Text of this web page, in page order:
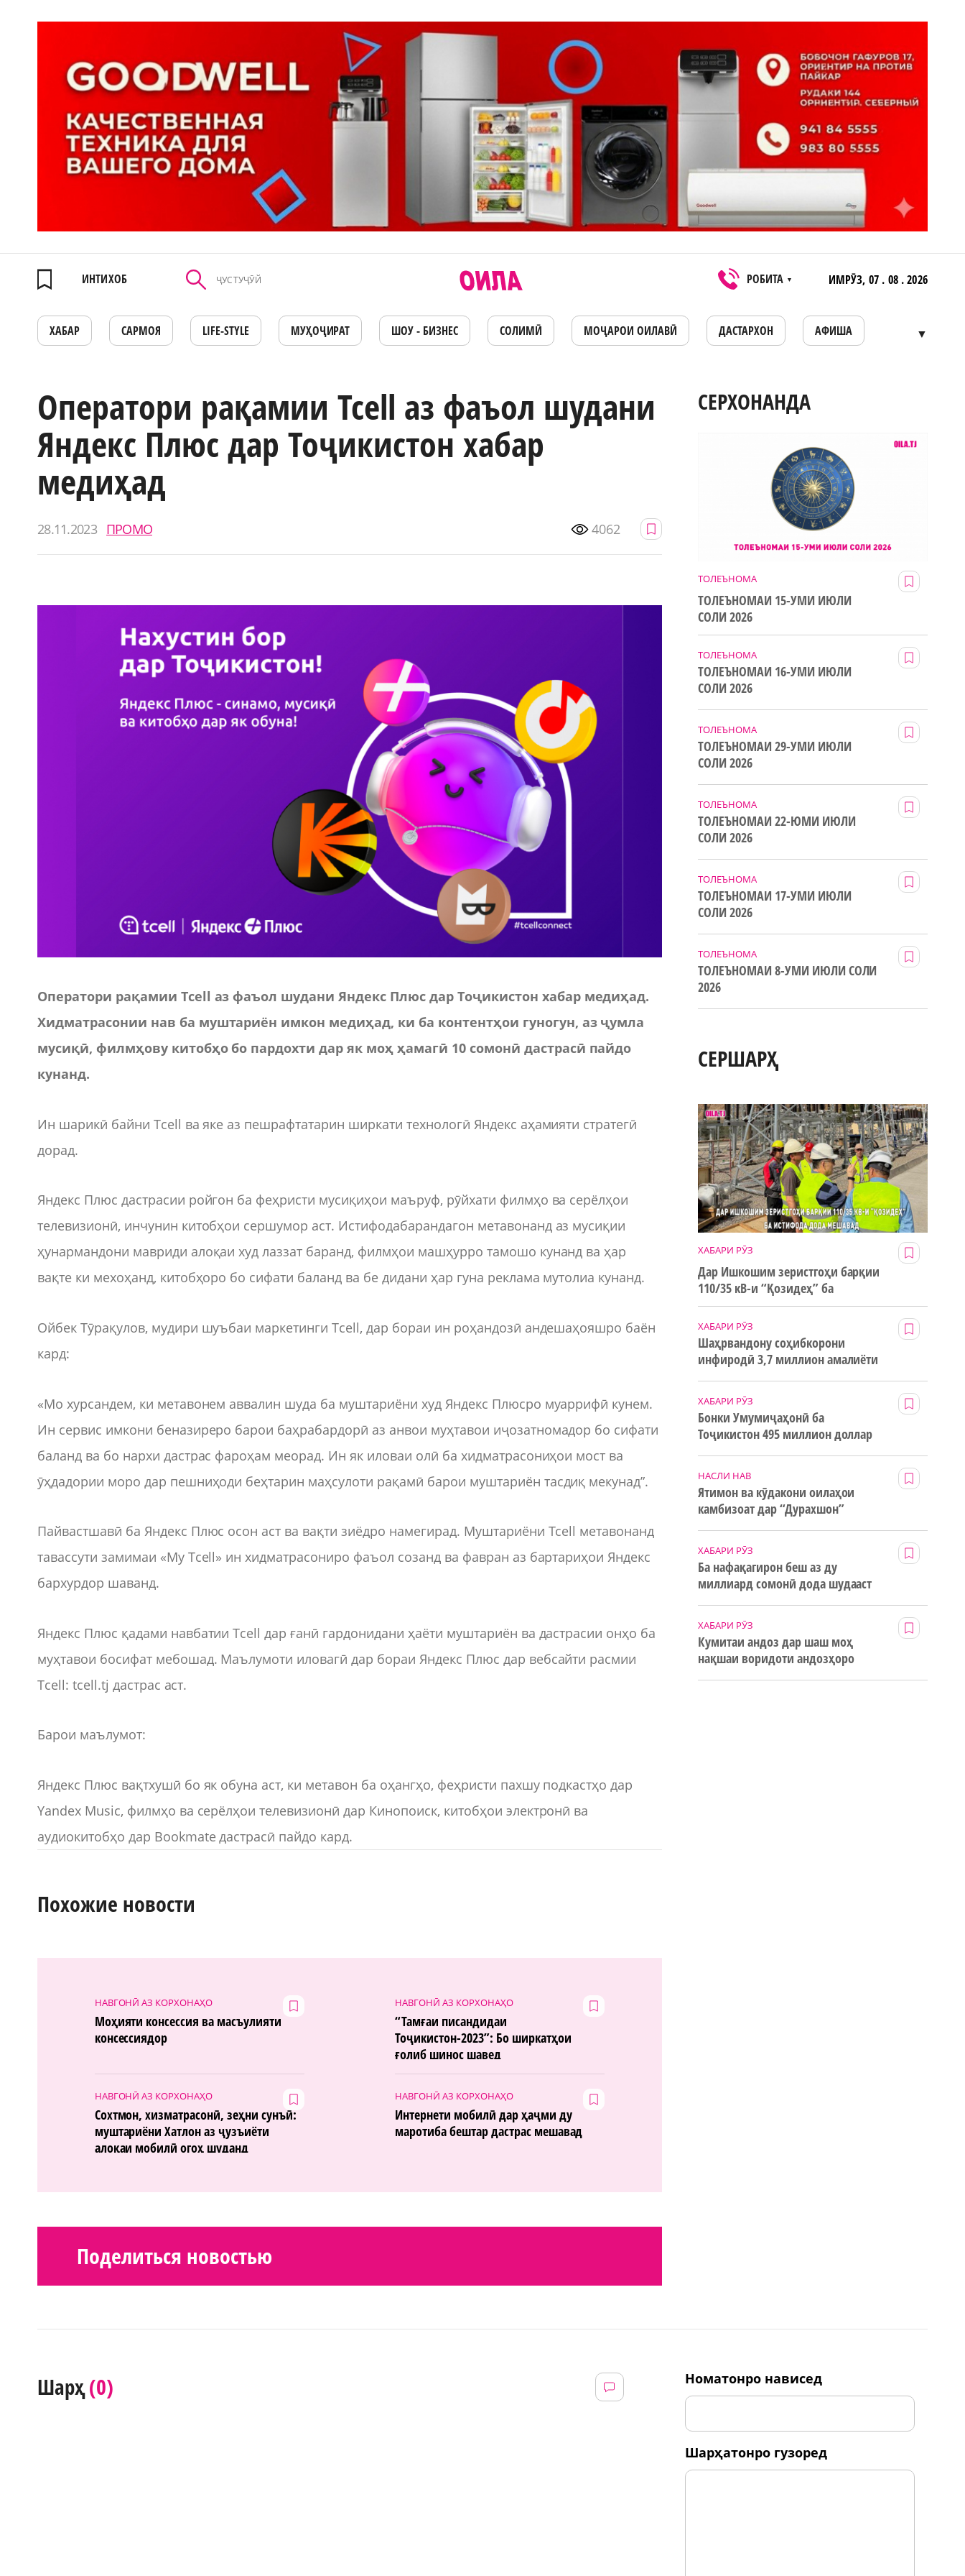
ИНТИХОБ РОБИТА ▼ ИМРӮЗ, 07 . 08 . 2026
ХАБАР САРМОЯ LIFE-STYLE МУҲОҶИРАТ ШОУ - БИЗНЕС СОЛИМӢ МОҶАРОИ ОИЛАВӢ ДАСТАРХОН АФИША ▼
Оператори рақамии Tcell аз фаъол шудани
Яндекс Плюс дар Тоҷикистон хабар
медиҳад
28.11.2023 ПРОМО 4062
Оператори рақамии Tcell аз фаъол шудани Яндекс Плюс дар Тоҷикистон хабар медиҳад.
Хидматрасонии нав ба муштариён имкон медиҳад, ки ба контентҳои гуногун, аз ҷумла
мусиқӣ, филмҳову китобҳо бо пардохти дар як моҳ ҳамагӣ 10 сомонӣ дастрасӣ пайдо
кунанд.
Ин шарикӣ байни Tcell ва яке аз пешрафтатарин ширкати технологӣ Яндекс аҳамияти стратегӣ
дорад.
Яндекс Плюс дастрасии ройгон ба феҳристи мусиқиҳои маъруф, рӯйхати филмҳо ва серёлҳои
телевизионӣ, инчунин китобҳои сершумор аст. Истифодабарандагон метавонанд аз мусиқии
ҳунармандони мавриди алоқаи худ лаззат баранд, филмҳои машҳурро тамошо кунанд ва ҳар
вақте ки мехоҳанд, китобҳоро бо сифати баланд ва бе дидани ҳар гуна реклама мутолиа кунанд.
Ойбек Тӯрақулов, мудири шуъбаи маркетинги Tcell, дар бораи ин роҳандозӣ андешаҳояшро баён
кард:
«Мо хурсандем, ки метавонем аввалин шуда ба муштариёни худ Яндекс Плюсро муаррифӣ кунем.
Ин сервис имкони беназиреро барои баҳрабардорӣ аз анвои муҳтавои иҷозатномадор бо сифати
баланд ва бо нархи дастрас фароҳам меорад. Ин як иловаи олӣ ба хидматрасониҳои мост ва
ӯҳдадории моро дар пешниҳоди беҳтарин маҳсулоти рақамӣ барои муштариён тасдиқ мекунад”.
Пайвастшавӣ ба Яндекс Плюс осон аст ва вақти зиёдро намегирад. Муштариёни Tcell метавонанд
тавассути замимаи «My Tcell» ин хидматрасониро фаъол созанд ва фавран аз бартариҳои Яндекс
бархурдор шаванд.
Яндекс Плюс қадами навбатии Tcell дар ғанӣ гардонидани ҳаёти муштариён ва дастрасии онҳо ба
муҳтавои босифат мебошад. Маълумоти иловагӣ дар бораи Яндекс Плюс дар вебсайти расмии
Tcell: tcell.tj дастрас аст.
Барои маълумот:
Яндекс Плюс вақтхушӣ бо як обуна аст, ки метавон ба оҳангҳо, феҳристи пахшу подкастҳо дар
Yandex Music, филмҳо ва серёлҳои телевизионӣ дар Кинопоиск, китобҳои электронӣ ва
аудиокитобҳо дар Bookmate дастрасӣ пайдо кард.
Похожие новости
НАВГОНӢ АЗ КОРХОНАҲО
Моҳияти консессия ва масъулияти
консессиядор
НАВГОНӢ АЗ КОРХОНАҲО
“Тамғаи писандидаи
Тоҷикистон-2023”: Бо ширкатҳои
ғолиб шинос шавед
НАВГОНӢ АЗ КОРХОНАҲО
Сохтмон, хизматрасонӣ, зеҳни сунъӣ:
муштариёни Хатлон аз ҷузъиёти
алоқаи мобилӣ огоҳ шуданд
НАВГОНӢ АЗ КОРХОНАҲО
Интернети мобилӣ дар ҳаҷми ду
маротиба бештар дастрас мешавад
Поделиться новостью
СЕРХОНАНДА
ТОЛЕЪНОМА
ТОЛЕЪНОМАИ 15-УМИ ИЮЛИ
СОЛИ 2026
ТОЛЕЪНОМА
ТОЛЕЪНОМАИ 16-УМИ ИЮЛИ
СОЛИ 2026
ТОЛЕЪНОМА
ТОЛЕЪНОМАИ 29-УМИ ИЮЛИ
СОЛИ 2026
ТОЛЕЪНОМА
ТОЛЕЪНОМАИ 22-ЮМИ ИЮЛИ
СОЛИ 2026
ТОЛЕЪНОМА
ТОЛЕЪНОМАИ 17-УМИ ИЮЛИ
СОЛИ 2026
ТОЛЕЪНОМА
ТОЛЕЪНОМАИ 8-УМИ ИЮЛИ СОЛИ
2026
СЕРШАРҲ
ХАБАРИ РӮЗ
Дар Ишкошим зеристгоҳи барқии
110/35 кВ-и “Қозидеҳ” ба
истифода дода мешавад
ХАБАРИ РӮЗ
Шаҳрвандону соҳибкорони
инфиродӣ 3,7 миллион амалиёти
ХАБАРИ РӮЗ
Бонки Умумиҷаҳонӣ ба
Тоҷикистон 495 миллион доллар
НАСЛИ НАВ
Ятимон ва кӯдакони оилаҳои
камбизоат дар “Дурахшон”
ХАБАРИ РӮЗ
Ба нафақагирон беш аз ду
миллиард сомонӣ дода шудааст
ХАБАРИ РӮЗ
Кумитаи андоз дар шаш моҳ
нақшаи воридоти андозҳоро
Шарҳ(0) номатонро нависед
шарҳатонро гузоред